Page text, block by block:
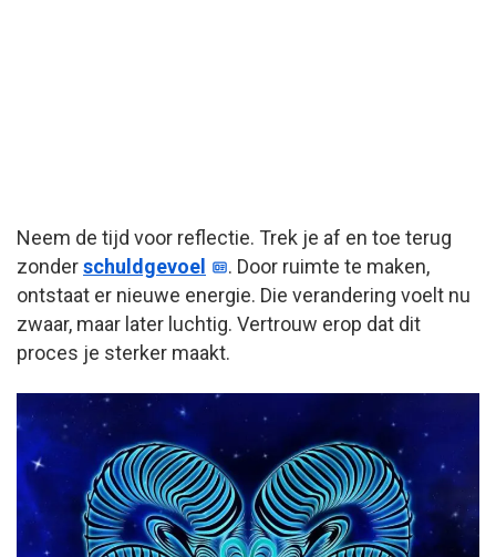
Neem de tijd voor reflectie. Trek je af en toe terug
zonderschuldgevoel
. Door ruimte te maken,
ontstaat er nieuwe energie. Die verandering voelt nu
zwaar, maar later luchtig. Vertrouw erop dat dit
proces je sterker maakt.